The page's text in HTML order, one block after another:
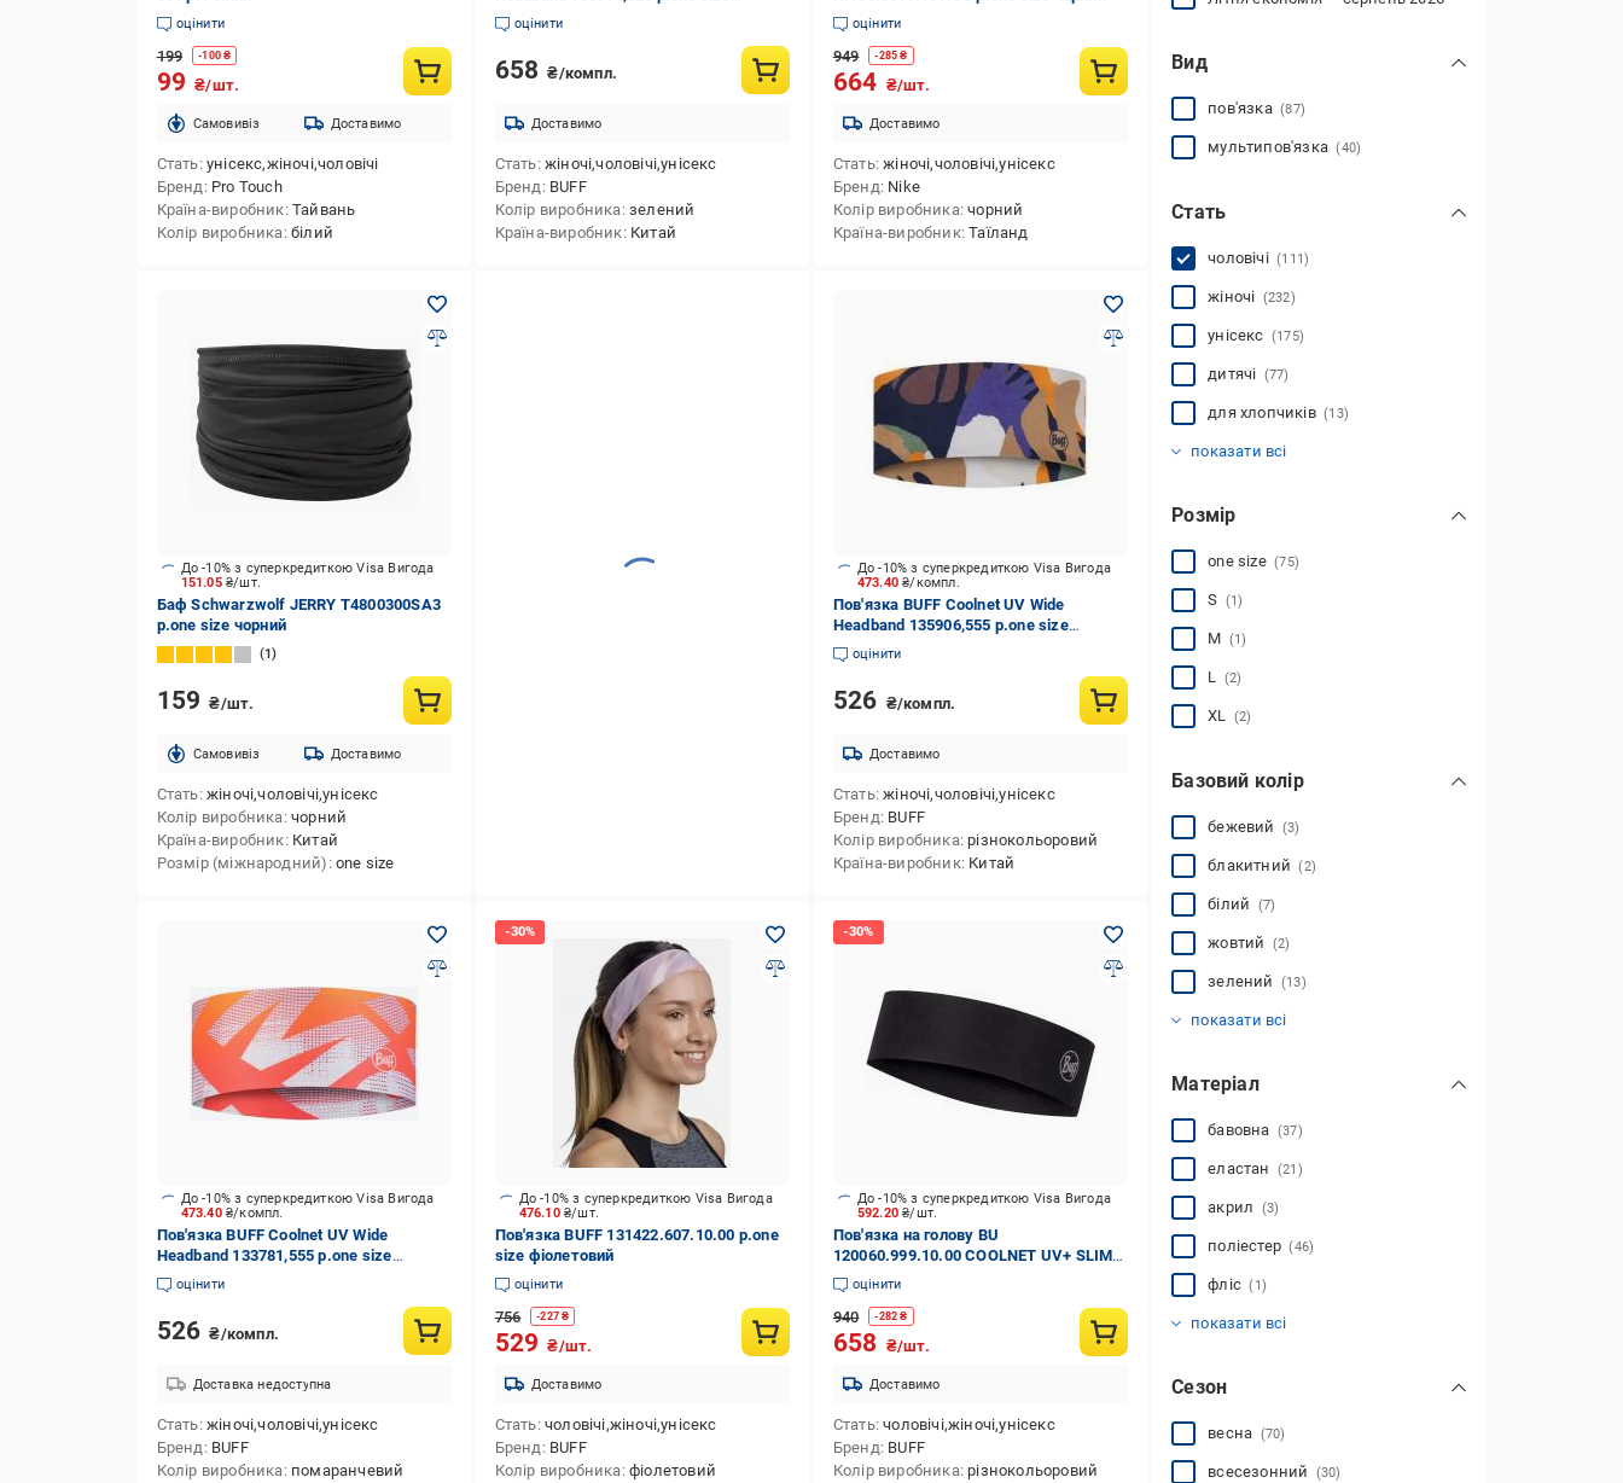
оцінити
199 -100₴
99 ₴/шт.
Cамовивіз Доставимо
Стать унісекс,жіночі,чоловічі
Бренд Pro Touch
Країна-виробник Тайвань
Колір виробника білий
зелений
оцінити
658 ₴/компл.
Доставимо
Стать жіночі,чоловічі,унісекс
Бренд BUFF
Колір виробника зелений
Країна-виробник Китай
оцінити
949 -285 ₴
664 ₴/шт.
Доставимо
Стать жіночі,чоловічі,унісекс
Бренд Nike
Колір виробника чорний
Країна-виробник Таїланд
151.05 ₴/шт.
До -10% з суперкредиткою Visa Вигода
Баф Schwarzwolf JERRY T4800300SA3
р.one size чорний
1
159 ₴/шт.
Cамовивіз Доставимо
Стать жіночі,чоловічі,унісекс
Колір виробника чорний
Країна-виробник Китай
Розмір (міжнародний) one size
473.40₴/компл.
До -10% з суперкредиткою Visa Вигода
Пов'язка BUFF Coolnet UV Wide
Headband 135906,555 р.one size
різнокольоровий
оцінити
526 ₴/компл.
Доставимо
Стать жіночі,чоловічі,унісекс
Бренд BUFF
Колір виробника різнокольоровий
Країна-виробник Китай
473.40 ₴/компл.
До -10% з суперкредиткою Visa Вигода
Пов'язка BUFF Coolnet UV Wide
Headband 133781,555 р.one size
помаранчевий
оцінити
526 ₴/компл.
Доставка недоступна
Стать жіночі,чоловічі,унісекс
Бренд BUFF
Колір виробника помаранчевий
476.10₴/шт.
До -10% з суперкредиткою Visa Вигода
Пов'язка BUFF 131422.607.10.00 р.one
size фіолетовий
оцінити
756 -227 ₴
529 ₴/шт.
Доставимо
Стать чоловічі,жіночі,унісекс
Бренд BUFF
Колір виробника фіолетовий
592.20₴/шт.
До -10% з суперкредиткою Visa Вигода
Пов'язка на голову BU
120060.999.10.00 COOLNET UV+ SLIM
HEADBAND Buff SS22
оцінити
940 -282 ₴
658 ₴/шт.
Доставимо
Стать чоловічі,жіночі,унісекс
Бренд BUFF
Колір виробника різнокольоровий
Вид
пов'язка(87)
мультипов'язка(40)
Стать
чоловічі(111)
жіночі (232)
унісекс (175)
дитячі (77)
для хлопчиків(13)
показати всі
Розмір
one size(75)
S (1)
M (1)
L (2)
XL (2)
Базовий колір
бежевий (3)
блакитний(2)
білий (7)
жовтий (2)
зелений (13)
показати всі
Матеріал
бавовна (37)
еластан (21)
акрил (3)
поліестер(46)
фліс(1)
показати всі
Сезон
весна (70)
всесезонний (30)